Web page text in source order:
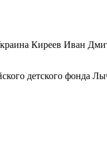
Киреев Иван
детского фонда